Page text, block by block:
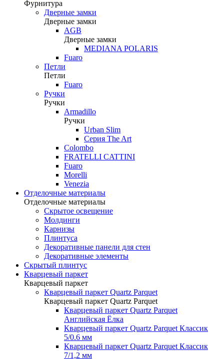
Фурнитура
Дверные замки
Дверные замки
AGB
Дверные замки
MEDIANA POLARIS
Fuaro
Петли
Петли
Fuaro
Ручки
Ручки
Armadillo
Ручки
Urban Slim
Серия The Art
Colombo
FRATELLI CATTINI
Fuaro
Morelli
Venezia
Отделочные материалы
Отделочные материалы
Скрытое освещение
Молдинги
Карнизы
Плинтуса
Декоративные панели для стен
Декоративные элементы
Скрытый плинтус
Кварцевый паркет
Кварцевый паркет
Кварцевый паркет Quartz Parquet
Кварцевый паркет Quartz Parquet
Кварцевый паркет Quartz Parquet
Английская Ёлка
Кварцевый паркет Quartz Parquet Классик
5/0.6 мм
Кварцевый паркет Quartz Parquet Классик
7/1,2 мм